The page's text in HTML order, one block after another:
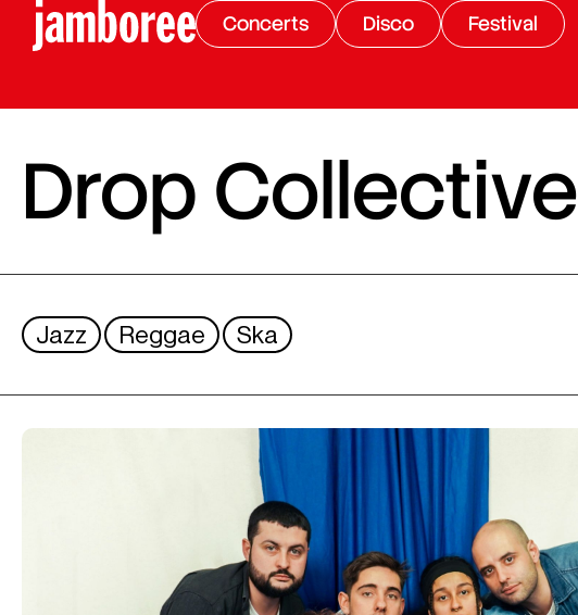
Concerts Disco
Festival
Drop Collective
Jazz Reggae Ska